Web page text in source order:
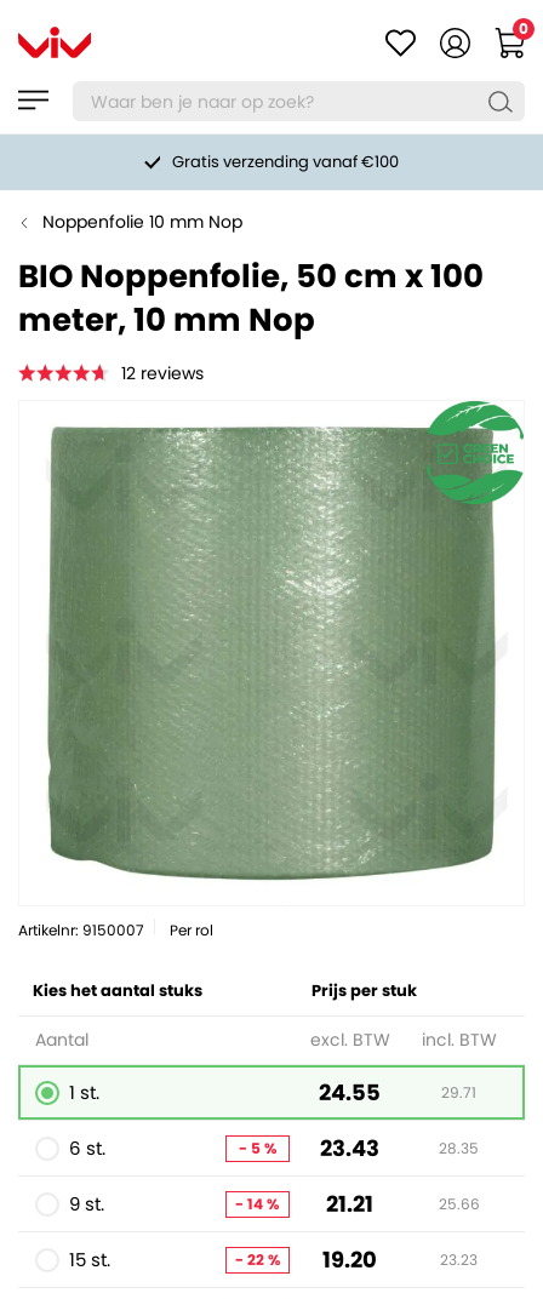
0
Gratis verzending vanaf €100
Noppenfolie 10 mm Nop
BIO Noppenfolie, 50 cm x 100
meter, 10 mm Nop
12 reviews
Artikelnr: 9150007 Per rol
Kies het aantal stuks Prijs per stuk
Aantal excl. BTW incl. BTW
1 st. 24.55 29.71
6 st. - 5 % 23.43 28.35
9 st. - 14 % 21.21 25.66
15 st. - 22 % 19.20 23.23